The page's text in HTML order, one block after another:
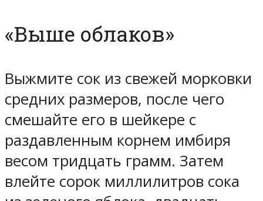
«Выше облаков»
Выжмите сок из свежей морковки
средних размеров, после чего
смешайте его в шейкере с
раздавленным корнем имбиря
весом тридцать грамм. Затем
влейте сорок миллилитров сока